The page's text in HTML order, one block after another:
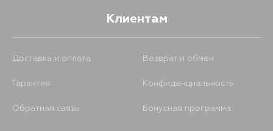
30 августа 403
Клиентам
Доставка и оплата Возврат и обмен
Гарантия Конфиденциальность
Обратная связь Бонусная программа